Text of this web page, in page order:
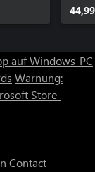
auf Windows-PC
Warnung:
Store-
Contact